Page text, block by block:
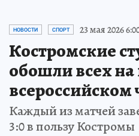
НОВОСТИ СПОРТ 23 мая 2026
Костромские
обошли всех
Каждый из матчей
3:0 в пользу Костромы